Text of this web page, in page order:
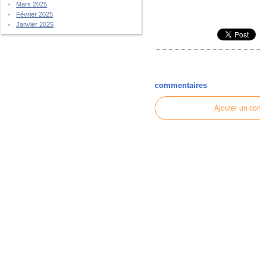
Mars 2025
Février 2025
Janvier 2025
commentaires
Ajouter un